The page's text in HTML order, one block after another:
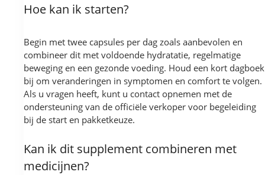
Hoe kan ik starten?
Begin met twee capsules per dag zoals aanbevolen en
combineer dit met voldoende hydratatie, regelmatige
beweging en een gezonde voeding. Houd een kort dagboek
bij om veranderingen in symptomen en comfort te volgen.
Als u vragen heeft, kunt u contact opnemen met de
ondersteuning van de officiële verkoper voor begeleiding
bij de start en pakketkeuze.
Kan ik dit supplement combineren met
medicijnen?